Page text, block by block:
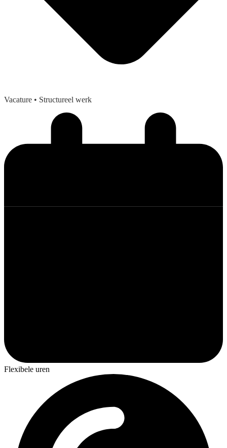
Vacature • Structureel werk
Flexibele uren